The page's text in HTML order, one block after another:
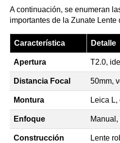
A continuación, se enumeran
importantes de la Zunate Lente
Característica Detalle
Apertura T2.0,
Distancia Focal 50mm,
Montura Leica
Enfoque
Construcción Lente